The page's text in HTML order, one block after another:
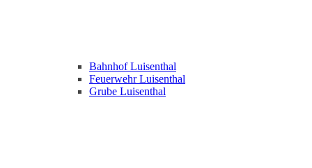
Bahnhof Luisenthal
Feuerwehr Luisenthal
Grube Luisenthal